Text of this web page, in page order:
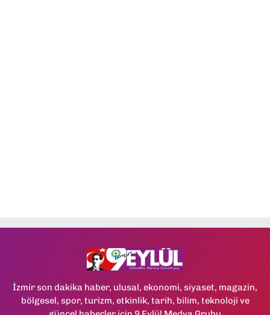
İzmir son dakika haber, ulusal, ekonomi, siyaset, magazin,
bölgesel, spor, turizm, etkinlik, tarih, bilim, teknoloji ve